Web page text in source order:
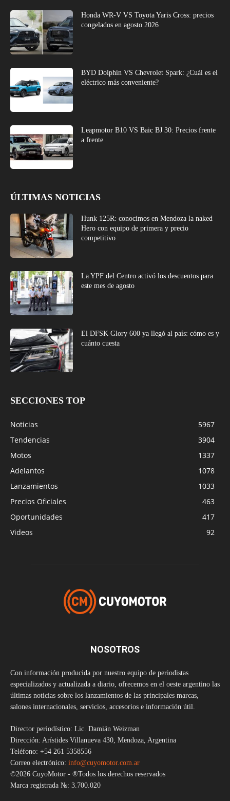
Honda WR-V VS Toyota Yaris Cross: precios
congelados en agosto 2026
BYD Dolphin VS Chevrolet Spark: ¿Cuál es el
eléctrico más conveniente?
Leapmotor B10 VS Baic BJ 30: Precios frente
a frente
ÚLTIMAS NOTICIAS
Hunk 125R: conocimos en Mendoza la naked
Hero con equipo de primera y precio
competitivo
La YPF del Centro activó los descuentos para
este mes de agosto
El DFSK Glory 600 ya llegó al país: cómo es y
cuánto cuesta
SECCIONES TOP
Noticias
5967
Tendencias
3904
Motos
1337
Adelantos
1078
Lanzamientos
1033
Precios Oficiales
463
Oportunidades
417
Videos
92
NOSOTROS
Con información producida por nuestro equipo de periodistas
especializados y actualizada a diario, ofrecemos en el oeste argentino las
últimas noticias sobre los lanzamientos de las principales marcas,
salones internacionales, servicios, accesorios e información útil.
Director periodístico: Lic. Damián Weizman
Dirección: Arístides Villanueva 430, Mendoza, Argentina
Teléfono: +54 261 5358556
Correo electrónico: info@cuyomotor.com.ar
©2026 CuyoMotor - ®Todos los derechos reservados
Marca registrada №: 3.700.020